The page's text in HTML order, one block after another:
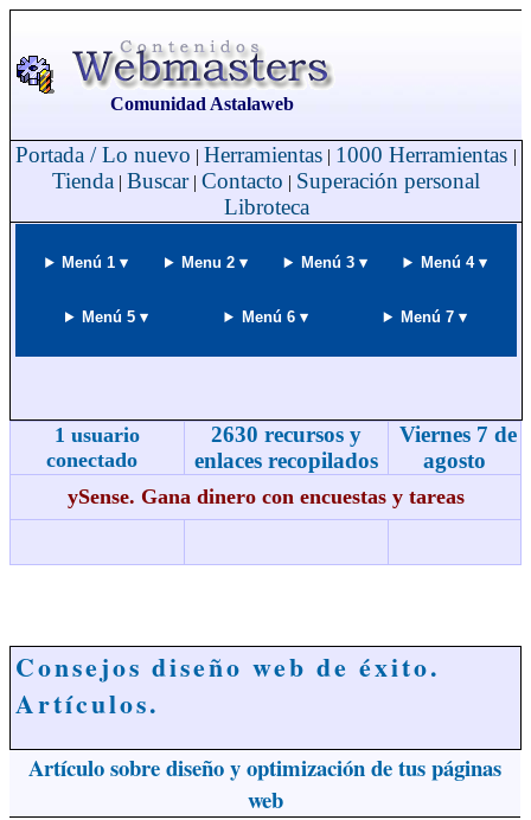
Comunidad Astalaweb
Portada / Lo nuevo | Herramientas | 1000 Herramientas |
Tienda | Buscar| Contacto | Superación personal
Libroteca
Menú 1 ▾ Menu 2 ▾ Menú 3 ▾ Menú 4 ▾
Menú 5 ▾ Menú 6 ▾ Menú 7 ▾
1 usuario
conectado
2630 recursos y
enlaces recopilados
Viernes 7 de
agosto
ySense. Gana dinero con encuestas y tareas
Consejos diseño web de éxito.
Artículos.
Artículo sobre diseño y optimización de tus páginas
web